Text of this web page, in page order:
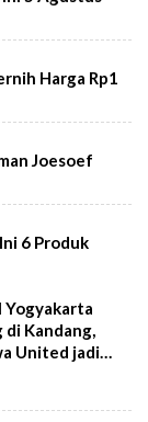
Harga Rp1
Joesoef
6 Produk
Yogyakarta
Kandang,
United jadi